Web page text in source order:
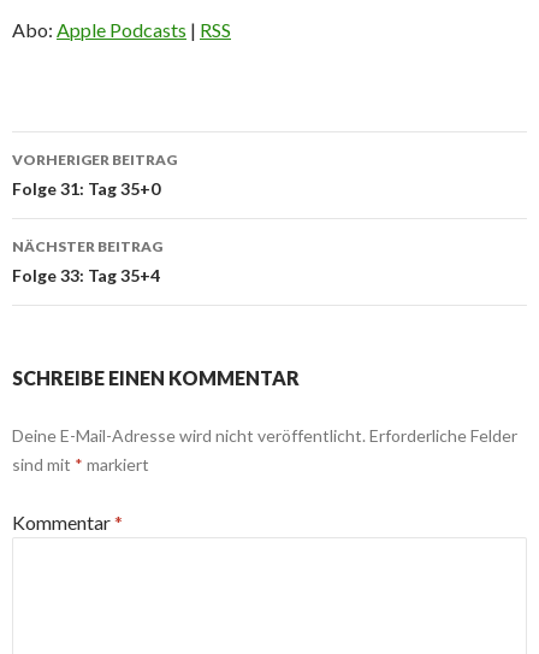
Abo: Apple Podcasts | RSS
Beitrags-
Navigation
VORHERIGER BEITRAG
Folge 31: Tag 35+0
NÄCHSTER BEITRAG
Folge 33: Tag 35+4
SCHREIBE EINEN KOMMENTAR
Deine E-Mail-Adresse wird nicht veröffentlicht. Erforderliche Felder
sind mit * markiert
Kommentar*